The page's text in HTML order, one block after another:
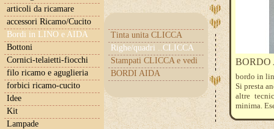
articoli da ricamare
accessori Ricamo/Cucito
Bordi in LINO e AIDA
Tinta unita CLICCA
Righe/quadri ..CLICCA
Stampati CLICCA e vedi
BORDI AIDA
Bottoni
Cornici-telaietti-fiocchi
filo ricamo e aguglieria
forbici ricamo-cucito
Idee
Kit
Lampade
BORDO
bordo in
Si presta
altre
minima.